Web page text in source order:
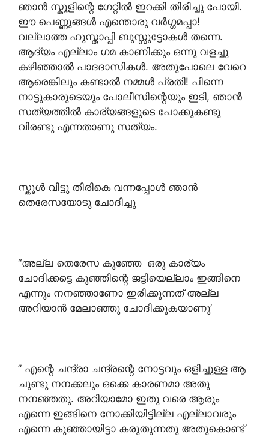
ഞാൻ സ്കൂളിന്റെ ഗേറ്റിൽ ഇറക്കി തിരിച്ചു പോയി.
ഈ പെണ്ണുങ്ങൾ എന്തൊരു വർഗ്ഗമപ്പാ!
വല്ലാത്ത ഹുസ്താപ്പി ബുസ്സുട്ടോകൾ തന്നെ.
ആദ്യം എല്ലാം ഗമ കാണിക്കും ഒന്നു വളച്ചു
കഴിഞ്ഞാൽ പാദദാസികൾ. അതുപോലെ വേറെ
ആരെങ്കിലും കണ്ടാൽ നമ്മൾ പ്രതി! പിന്നെ
നാട്ടുകാരുടെയും പോലീസിന്റെയും ഇടി, ഞാൻ
സത്യത്തിൽ കാര്യങ്ങളുടെ പോക്കുകണ്ടു
വിരണ്ടു എന്നതാണു സത്യം.
സ്കൂൾ വിട്ടു തിരികെ വന്നപ്പോൾ ഞാൻ
തെരേസയോടു ചോദിച്ചു
“അല്ല തെരേസ കുഞ്ഞേ ഒരു കാര്യം
ചോദിക്കട്ടെ കുഞ്ഞിന്റെ ജട്ടിയെല്ലാം ഇങ്ങിനെ
എന്നും നനഞ്ഞാണോ ഇരിക്കുന്നത് അല്ല
അറിയാൻ മേലാഞ്ഞു ചോദിക്കുകയാണു’
” എന്റെ ചന്ദ്രാ ചന്ദ്രന്റെ നോട്ടവും ഒളിച്ചുള്ള ആ
ചുണ്ടു നനക്കലും ഒക്കെ കാരണമാ അതു
നനഞ്ഞതു. അറിയാമോ ഇതു വരെ ആരും
എന്നെ ഇങ്ങിനെ നോക്കിയിട്ടില്ല എല്ലാവരും
എന്നെ കുഞ്ഞായിട്ടാ കരുതുന്നതു അതുകൊണ്ട്